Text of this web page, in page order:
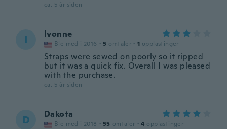
ca. 5 år siden
I Ivonne
Ble med i 2016 · 5 omtaler · 1 opplastinger
Straps were sewed on poorly so it ripped
but it was a quick fix. Overall I was pleased
with the purchase.
ca. 5 år siden
D Dakota
Ble med i 2018 · 55 omtaler · 4 opplastinger